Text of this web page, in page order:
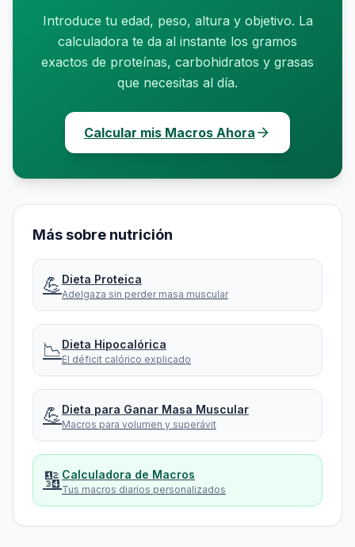
Introduce tu edad, peso, altura y objetivo. La
calculadora te da al instante los gramos
exactos de proteínas, carbohidratos y grasas
que necesitas al día.
Calcular mis Macros Ahora
Más sobre nutrición
💪 Dieta Proteica
Adelgaza sin perder masa muscular
📉Dieta Hipocalórica
El déficit calórico explicado
💪 Dieta para Ganar Masa Muscular
Macros para volumen y superávit
🔢 Calculadora de Macros
Tus macros diarios personalizados